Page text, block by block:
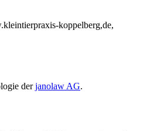
koppelberg,de,
derjanolaw AG.